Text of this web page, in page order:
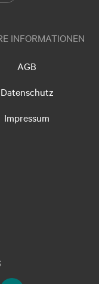
INFORMATIONEN
AGB
Datenschutz
Impressum